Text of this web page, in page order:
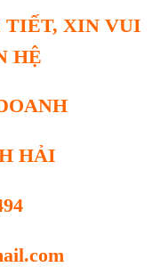
TIẾT, XIN VUI
HỆ
HẢI